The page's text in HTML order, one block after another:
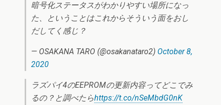
暗号化ステータスがわかりやすい場所になっ
た、ということはこれからそういう面をおし
だしてく感じ？
— OSAKANA TARO (@osakanataro2) October 8,
2020
ラズパイ4のEEPROMの更新内容ってどこでみ
るの？と調べたらhttps://t.co/nSeMbdG0nK